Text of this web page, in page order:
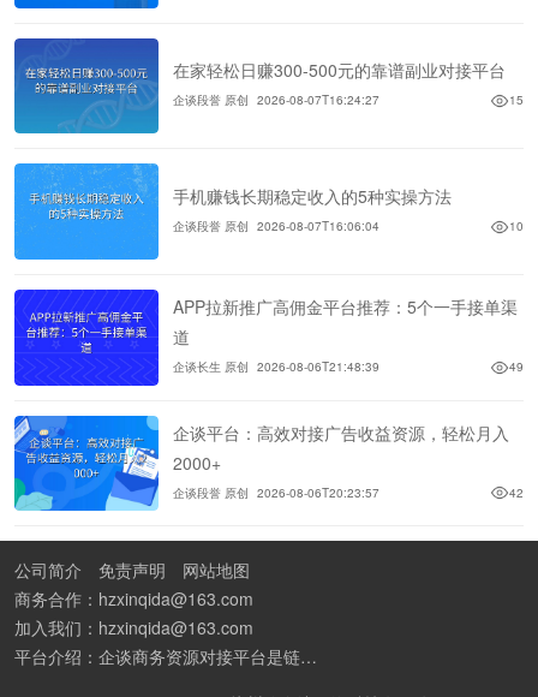
在家轻松日赚300-500元的靠谱副业对接平台
企谈段誉 原创 2026-08-07T16:24:27 15
手机赚钱长期稳定收入的5种实操方法
企谈段誉 原创 2026-08-07T16:06:04 10
APP拉新推广高佣金平台推荐：5个一手接单渠
道
企谈长生 原创 2026-08-06T21:48:39 49
企谈平台：高效对接广告收益资源，轻松月入
2000+
企谈段誉 原创 2026-08-06T20:23:57 42
公司简介 免责声明
网站地图
商务合作：hzxinqida@163.com
加入我们：hzxinqida@163.com
平台介绍：企谈商务资源对接平台是链接资源人脉与客户的平台,也是地推app接任务平台、地推拉新团队接单平台。平台汇聚100W+商务资源，地推拉新、APP推广、BD异业合作等业务可免费发布。同时全国的地推团队和个人都可在地推接单平台找到赚钱项目和分享交流地推问题。